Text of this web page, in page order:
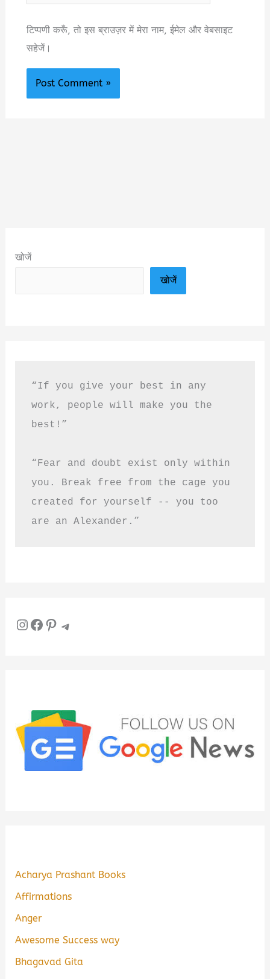
टिप्पणी करूँ, तो इस ब्राउज़र में मेरा नाम, ईमेल और वेबसाइट
सहेजें।
खोजें
खोजें
“If you give your best in any
work, people will make you the
best!”
“Fear and doubt exist only within
you. Break free from the cage you
created for yourself -- you too
are an Alexander.”
InstagramFacebook Pinterest Telegram
Acharya Prashant Books
Affirmations
Anger
Awesome Success way
Bhagavad Gita